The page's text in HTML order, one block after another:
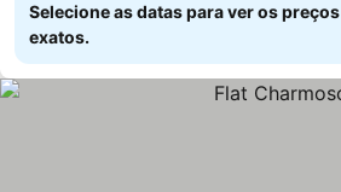
Selecione as datas para ver os preços
exatos.